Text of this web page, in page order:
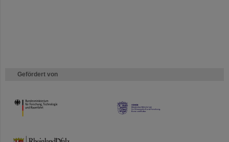
Gefördert von
HMWK
TMWWDG